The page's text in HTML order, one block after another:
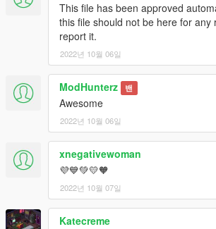
This file has been approved
this file should not be here for any
report it.
2022년 10월 06일
ModHunterz 밴
Awesome
2022년 10월 06일
xnegativewoman
💜💙💚💛🧡
2022년 10월 07일
Katecreme